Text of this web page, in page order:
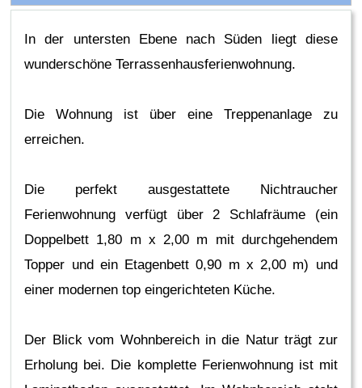
In der untersten Ebene nach Süden liegt diese
wunderschöne Terrassenhausferienwohnung.
Die Wohnung ist über eine Treppenanlage zu
erreichen.
Die perfekt ausgestattete Nichtraucher
Ferienwohnung verfügt über 2 Schlafräume (ein
Doppelbett 1,80 m x 2,00 m mit durchgehendem
Topper und ein Etagenbett 0,90 m x 2,00 m) und
einer modernen top eingerichteten Küche.
Der Blick vom Wohnbereich in die Natur trägt zur
Erholung bei. Die komplette Ferienwohnung ist mit